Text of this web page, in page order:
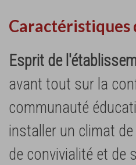
Esprit de
avant tout sur la
communauté
installer un climat
de convivialité et de